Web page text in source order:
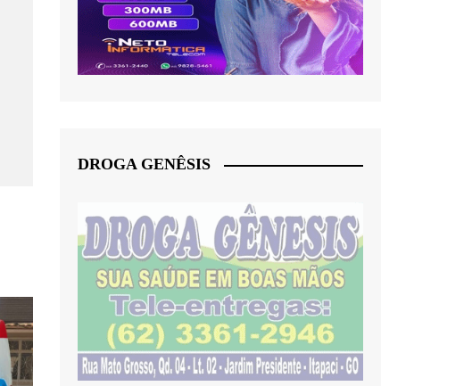
DROGA GENÊSIS